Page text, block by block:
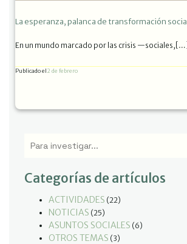
La esperanza, palanca de transformación social
En un mundo marcado por las crisis —sociales,[…]
Publicado el2 de febrero
Categorías de artículos
ACTIVIDADES (22)
NOTICIAS (25)
ASUNTOS SOCIALES (6)
OTROS TEMAS (3)